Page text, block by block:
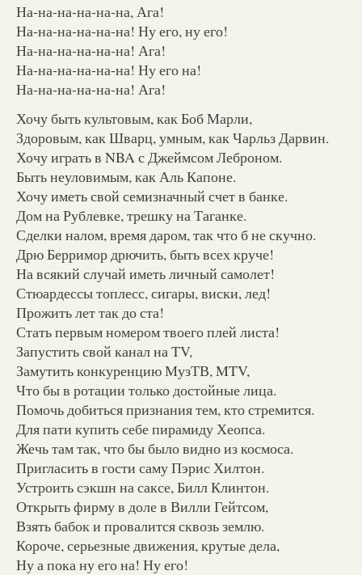
На-на-на-на-на-на, Ага!
На-на-на-на-на-на! Ну его, ну его!
На-на-на-на-на-на! Ага!
На-на-на-на-на-на! Ну его на!
На-на-на-на-на-на! Ага!
Хочу быть культовым, как Боб Марли,
Здоровым, как Шварц, умным, как Чарльз Дарвин.
Хочу играть в NBA с Джеймсом Леброном.
Быть неуловимым, как Аль Капоне.
Хочу иметь свой семизначный счет в банке.
Дом на Рублевке, трешку на Таганке.
Сделки налом, время даром, так что б не скучно.
Дрю Берримор дрючить, быть всех круче!
На всякий случай иметь личный самолет!
Стюардессы топлесс, сигары, виски, лед!
Прожить лет так до ста!
Стать первым номером твоего плей листа!
Запустить свой канал на TV,
Замутить конкуренцию МузТВ, MTV,
Что бы в ротации только достойные лица.
Помочь добиться признания тем, кто стремится.
Для пати купить себе пирамиду Хеопса.
Жечь там так, что бы было видно из космоса.
Пригласить в гости саму Пэрис Хилтон.
Устроить сэкшн на саксе, Билл Клинтон.
Открыть фирму в доле в Вилли Гейтсом,
Взять бабок и провалится сквозь землю.
Короче, серьезные движения, крутые дела,
Ну а пока ну его на! Ну его!